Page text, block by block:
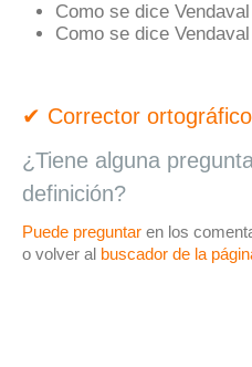
Como se dice
Como se dice
✔ Corrector
¿Tiene alguna
definición?
Puede preguntar en los
o volver al buscador de la